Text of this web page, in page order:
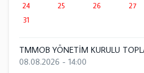
24
25 26 27
31
TMMOB YÖNETİM KURULU
08.08.2026 - 14:00